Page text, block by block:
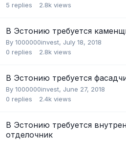
5 replies 2.8k views
В Эстонию требуется
By 1000000invest, July 18, 2018
0 replies 2.8k views
В Эстонию требуется
By 1000000invest, June 27, 2018
0 replies 2.4k views
В Эстонию требуется
отделочник